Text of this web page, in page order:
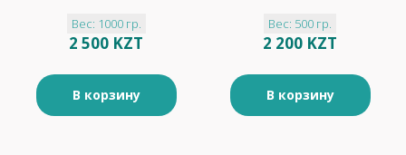
маракуйи и
персика «Strike», 1
Вес: 1000 гр.
2 500 KZT
В корзину
Вес: 500 гр.
2 200 KZT
В корзину